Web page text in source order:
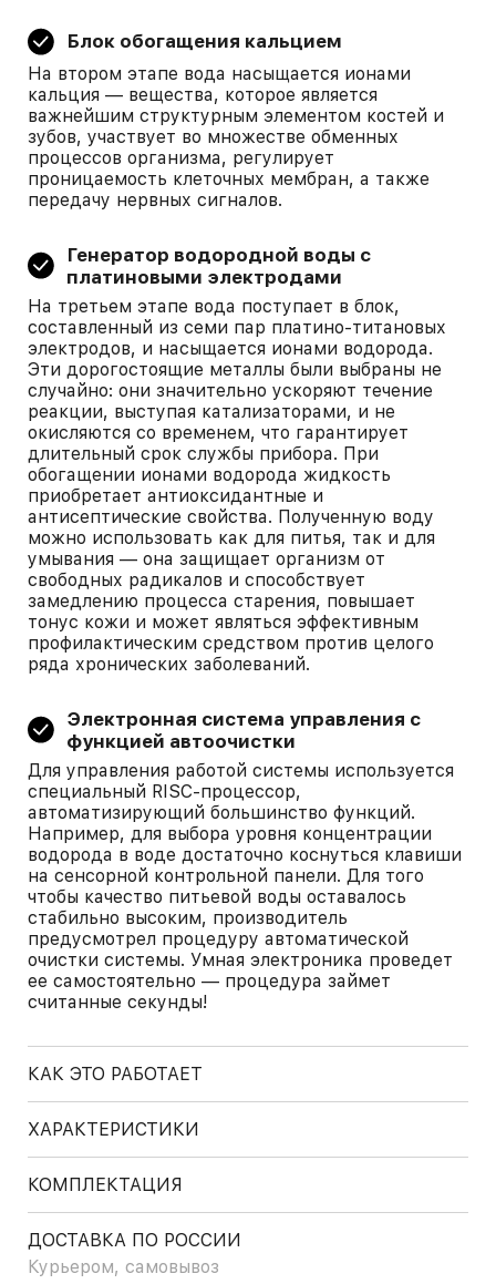
Блок обогащения кальцием
На втором этапе вода насыщается ионами
кальция — вещества, которое является
важнейшим структурным элементом костей и
зубов, участвует во множестве обменных
процессов организма, регулирует
проницаемость клеточных мембран, а также
передачу нервных сигналов.
Генератор водородной воды с
платиновыми электродами
На третьем этапе вода поступает в блок,
составленный из семи пар платино-титановых
электродов, и насыщается ионами водорода.
Эти дорогостоящие металлы были выбраны не
случайно: они значительно ускоряют течение
реакции, выступая катализаторами, и не
окисляются со временем, что гарантирует
длительный срок службы прибора. При
обогащении ионами водорода жидкость
приобретает антиоксидантные и
антисептические свойства. Полученную воду
можно использовать как для питья, так и для
умывания — она защищает организм от
свободных радикалов и способствует
замедлению процесса старения, повышает
тонус кожи и может являться эффективным
профилактическим средством против целого
ряда хронических заболеваний.
Электронная система управления с
функцией автоочистки
Для управления работой системы используется
специальный RISC-процессор,
автоматизирующий большинство функций.
Например, для выбора уровня концентрации
водорода в воде достаточно коснуться клавиши
на сенсорной контрольной панели. Для того
чтобы качество питьевой воды оставалось
стабильно высоким, производитель
предусмотрел процедуру автоматической
очистки системы. Умная электроника проведет
ее самостоятельно — процедура займет
считанные секунды!
КАК ЭТО РАБОТАЕТ
ХАРАКТЕРИСТИКИ
КОМПЛЕКТАЦИЯ
ДОСТАВКА ПО РОССИИ
Курьером, самовывоз